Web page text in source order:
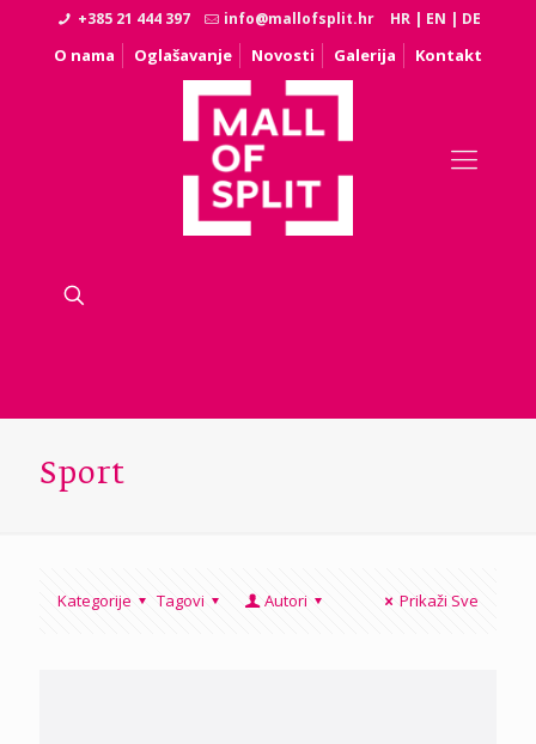
+385 21 444 397 info@mallofsplit.hr HR | EN | DE
O nama Oglašavanje Novosti Galerija Kontakt
Sport
Kategorije Tagovi Autori Prikaži Sve